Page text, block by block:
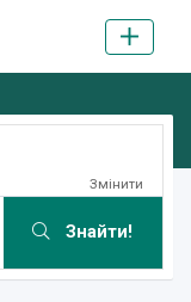
Змінити
Знайти!